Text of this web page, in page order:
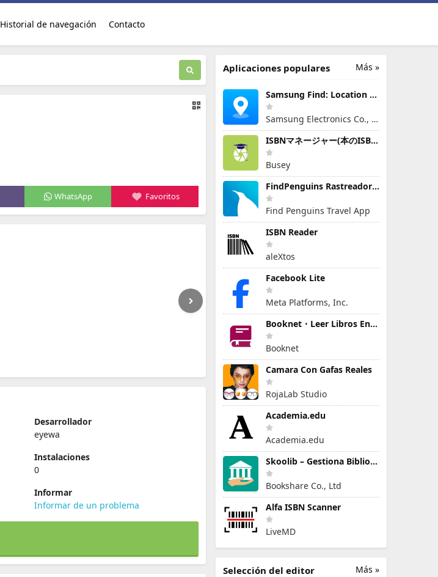
Historial de navegación Contacto
WhatsApp Favoritos
Desarrollador
eyewa
Instalaciones
0
Informar
Informar de un problema
Más »
Aplicaciones populares
Samsung Find: Location Sharing
Samsung Electronics Co., Ltd.
ISBNマネージャー(本のISBN読み取り・文字認識)
Busey
FindPenguins Rastreador Viajes
Find Penguins Travel App
ISBN Reader
aleXtos
Facebook Lite
Meta Platforms, Inc.
Booknet・Leer Libros En Español
Booknet
Camara Con Gafas Reales
RojaLab Studio
Academia.edu
Academia.edu
Skoolib – Gestiona Biblioteca
Bookshare Co., Ltd
Alfa ISBN Scanner
LiveMD
Más »
Selección del editor